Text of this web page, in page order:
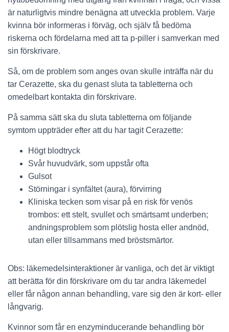
är naturligtvis mindre benägna att utveckla problem. Varje
kvinna bör informeras i förväg, och själv få bedöma
riskerna och fördelarna med att ta p-piller i samverkan med
sin förskrivare.
Så, om de problem som anges ovan skulle inträffa när du
tar Cerazette, ska du genast sluta ta tabletterna och
omedelbart kontakta din förskrivare.
På samma sätt ska du sluta tabletterna om följande
symtom uppträder efter att du har tagit Cerazette:
Högt blodtryck
Svår huvudvärk, som uppstår ofta
Gulsot
Störningar i synfältet (aura), förvirring
Kliniska tecken som visar på en risk för venös
trombos: ett stelt, svullet och smärtsamt underben;
andningsproblem som plötslig hosta eller andnöd,
utan eller tillsammans med bröstsmärtor.
Obs: läkemedelsinteraktioner är vanliga, och det är viktigt
att berätta för din förskrivare om du tar andra läkemedel
eller får någon annan behandling, vare sig den är kort- eller
långvarig.
Kvinnor som får en enzyminducerande behandling bör